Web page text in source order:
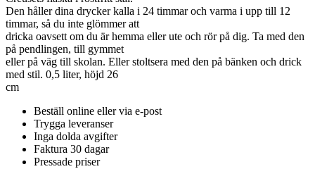
Den håller dina drycker kalla i 24 timmar och varma i upp till 12
timmar, så du inte glömmer att
dricka oavsett om du är hemma eller ute och rör på dig. Ta med den
på pendlingen, till gymmet
eller på väg till skolan. Eller stoltsera med den på bänken och drick
med stil. 0,5 liter, höjd 26
cm
Beställ online eller via e-post
Trygga leveranser
Inga dolda avgifter
Faktura 30 dagar
Pressade priser